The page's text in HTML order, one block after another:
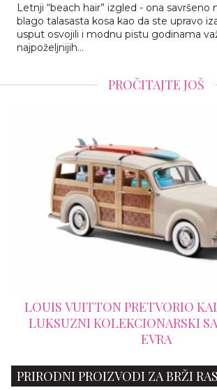
Letnji “beach hair” izgled - ona savršeno
blago talasasta kosa kao da ste upravo
usput osvojili i modnu pistu godinama
najpoželjnijih...
PROČITAJTE JOŠ
LOUIS VUITTON PRETVORIO
LUKSUZNI KOLEKCIONARSKI
EVRA
PRIRODNI PROIZVODI ZA BRŽI